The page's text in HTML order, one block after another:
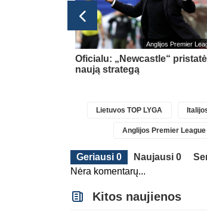
Anglijos Premier
Oficialu: „Newcastle“ pristatė
naują strategą
Lietuvos TOP LYGA
Anglijos Premier League
Geriausi 0 Naujausi 0
Nėra komentarų...
Kitos naujienos